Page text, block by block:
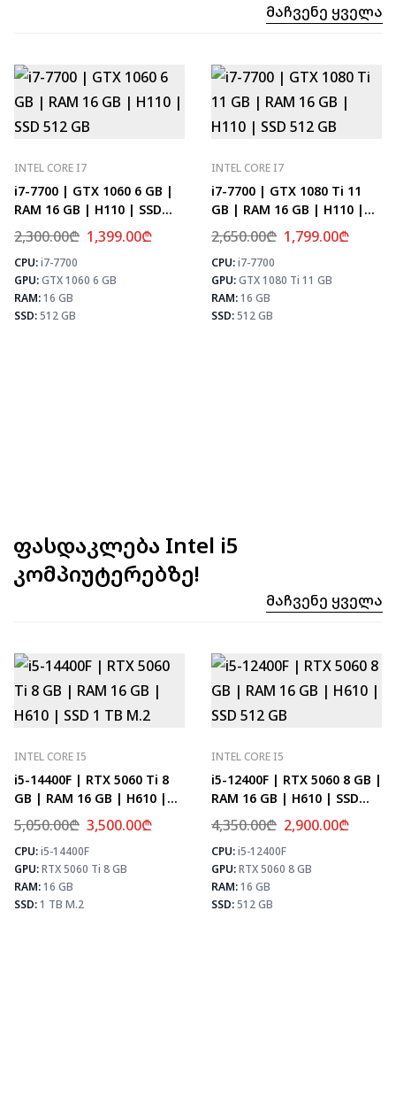
Მაჩვენე Ყველა
INTEL CORE I7
i7-7700 | GTX 1060 6 GB |
RAM 16 GB | H110 | SSD
512 GB
2,300.00₾ 1,399.00₾
CPU:i7-7700
GPU:GTX 1060 6 GB
RAM:16 GB
SSD:512 GB
⚡ MAX FPS
CS2
133
PUBG
78
Fortnite
92
INTEL CORE I7
i7-7700 | GTX 1080 Ti 11
GB | RAM 16 GB | H110 |
SSD 512 GB
2,650.00₾ 1,799.00₾
CPU:i7-7700
GPU:GTX 1080 Ti 11 GB
RAM:16 GB
SSD:512 GB
ფასდაკლება Intel i5
კომპიუტერებზე!
Მაჩვენე Ყველა
INTEL CORE I5
i5-14400F | RTX 5060 Ti 8
GB | RAM 16 GB | H610 |
SSD 1 TB M.2
5,050.00₾ 3,500.00₾
CPU:i5-14400F
GPU:RTX 5060 Ti 8 GB
RAM:16 GB
SSD:1 TB M.2
⚡ MAX FPS
CS2
278
PUBG
171
Fortnite
202
INTEL CORE I5
i5-12400F | RTX 5060 8 GB |
RAM 16 GB | H610 | SSD
512 GB
4,350.00₾ 2,900.00₾
CPU:i5-12400F
GPU:RTX 5060 8 GB
RAM:16 GB
SSD:512 GB